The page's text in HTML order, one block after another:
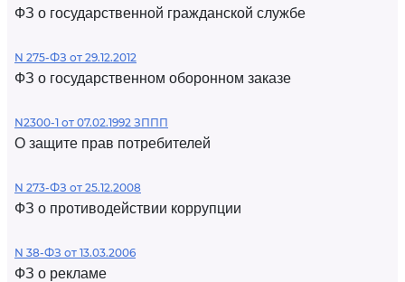
ФЗ о государственной гражданской службе
N 275-ФЗ от 29.12.2012
ФЗ о государственном оборонном заказе
N2300-1 от 07.02.1992 ЗППП
О защите прав потребителей
N 273-ФЗ от 25.12.2008
ФЗ о противодействии коррупции
N 38-ФЗ от 13.03.2006
ФЗ о рекламе